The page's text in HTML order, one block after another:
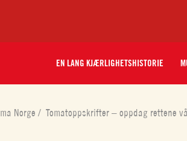
EN LANG KJÆRLIGHETSHISTORIE
Norge/ Tomatoppskrifter – oppdag rettene